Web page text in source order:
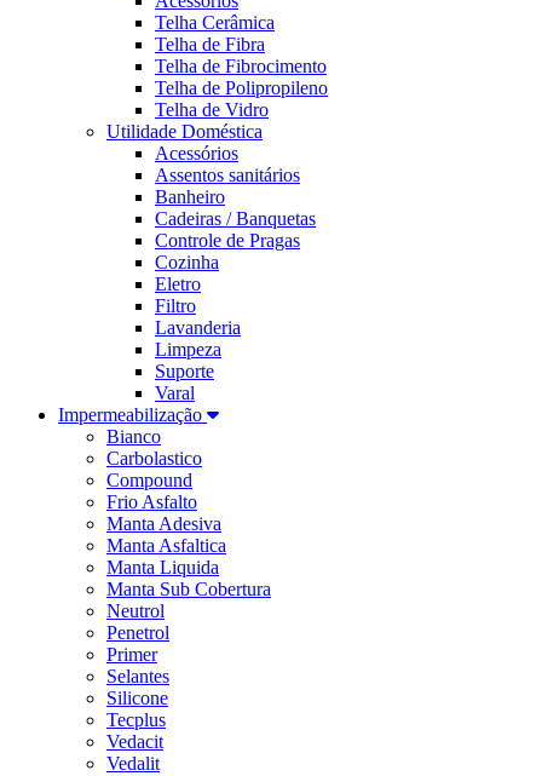
Telha Cerâmica
Telha de Fibra
Telha de Fibrocimento
Telha de Polipropileno
Telha de Vidro
Utilidade Doméstica
Acessórios
Assentos sanitários
Banheiro
Cadeiras / Banquetas
Controle de Pragas
Cozinha
Eletro
Filtro
Lavanderia
Limpeza
Suporte
Varal
Impermeabilização
Bianco
Carbolastico
Compound
Frio Asfalto
Manta Adesiva
Manta Asfaltica
Manta Liquida
Manta Sub Cobertura
Neutrol
Penetrol
Primer
Selantes
Silicone
Tecplus
Vedacit
Vedalit